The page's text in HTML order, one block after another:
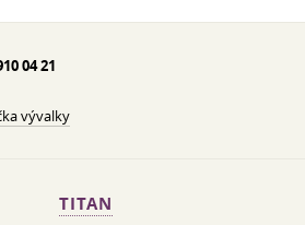
04 21
vývalky
TITAN